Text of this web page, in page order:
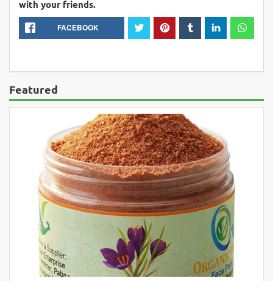
with your friends.
FACEBOOK
Featured